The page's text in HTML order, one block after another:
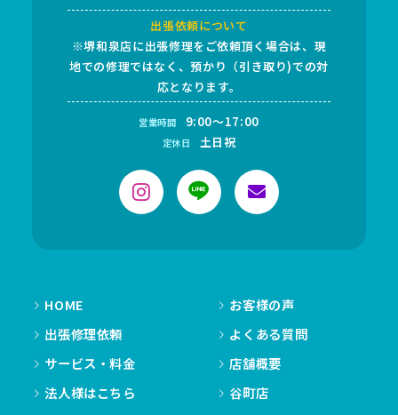
出張依頼について
※堺和泉店に出張修理をご依頼頂く場合は、現
地での修理ではなく、預かり（引き取り)での対
応となります。
営業時間 9:00～17:00
定休日 土日祝
HOME
出張修理依頼
サービス・料金
法人様はこちら
お客様の声
よくある質問
店舗概要
谷町店